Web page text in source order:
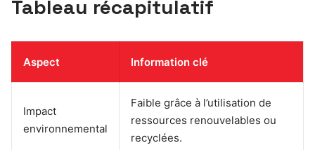
Tableau récapitulatif
Aspect Information clé
Impact
environnemental
Faible grâce à l’utilisation de
ressources renouvelables ou
recyclées.